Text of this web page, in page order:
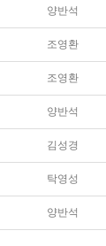
양반석
조영환
조영환
양반석
김성경
탁영성
양반석